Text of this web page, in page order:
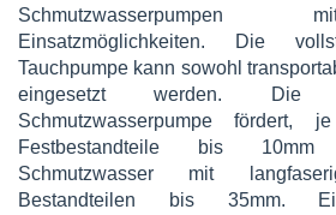
Schmutzwasserpumpen
Einsatzmöglichkeiten. Die
Tauchpumpe kann sowohl
eingesetzt werden. Die
Schmutzwasserpumpe fördert,
Festbestandteile bis
Schmutzwasser mit
Bestandteilen bis 35mm.